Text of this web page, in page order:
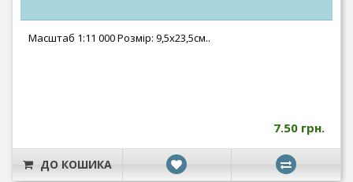
Масштаб 1:11 000 Розмір: 9,5х23,5см..
7.50 грн.
ДО КОШИКА